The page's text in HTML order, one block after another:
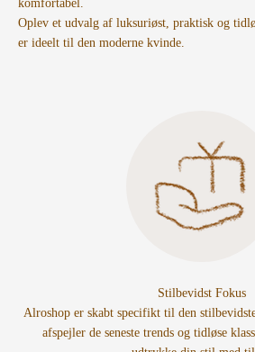
komfortabel.
Oplev et udvalg af luksuriøst, praktisk og
er ideelt til den moderne kvinde.
Stilbevidst Fokus
Alroshop er skabt specifikt til den
afspejler de seneste trends og tidløse